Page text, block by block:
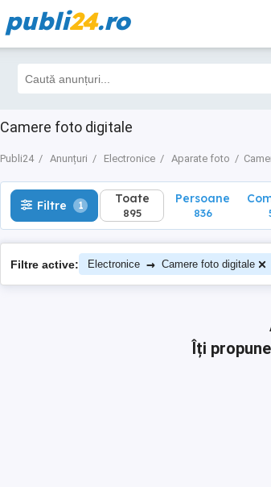
publi24.ro
Camere foto digitale
Publi24 Anunțuri Electronice Aparate foto
Filtre 1 Toate
895
Filtre 1 Toate
895
Persoane
836
Filtre active: Electronice → Camere foto digitale
Îți